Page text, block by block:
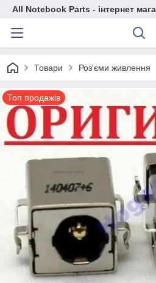
All Notebook Parts - інтернет
Товари Роз'єми живлення
Топ продажів